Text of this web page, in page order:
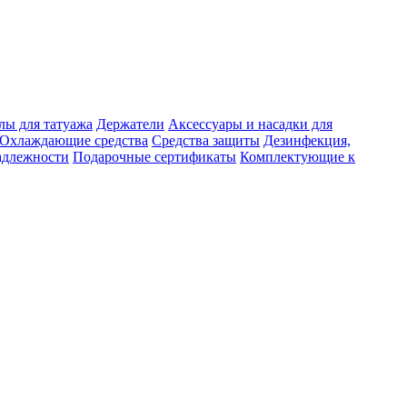
для татуажа Держатели Аксессуары и насадки для
Охлаждающие средства Средства защиты Дезинфекция,
Подарочные сертификаты Комплектующие к